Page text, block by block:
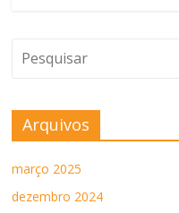
Arquivos
março 2025
dezembro 2024